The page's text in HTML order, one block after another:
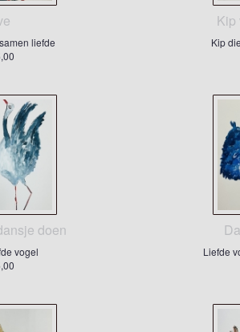
liefde
Kip
Kip
doen
vogel
Liefde